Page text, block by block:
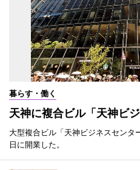
暮らす・働く
天神に複合ビル「天神ビ
大型複合ビル「天神ビジネスセンタ
日に開業した。